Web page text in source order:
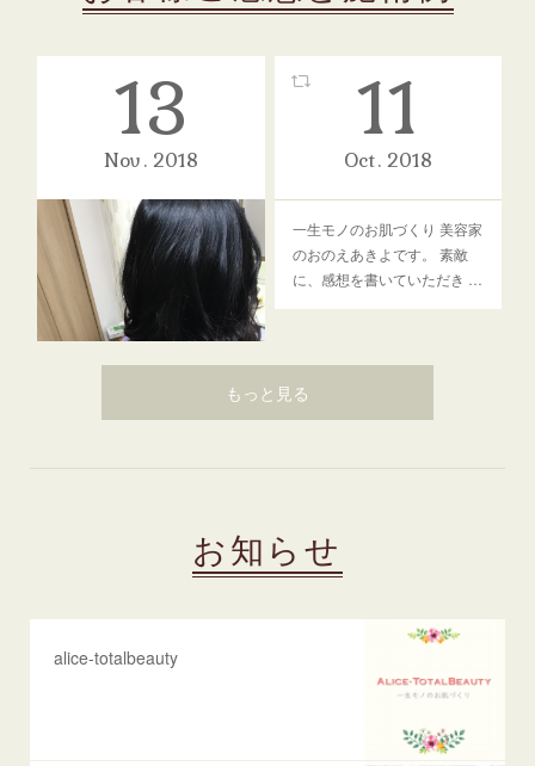
13
Nov 2018
11
Oct 2018
一生モノのお肌づくり 美容家
のおのえあきよです。 素敵
に、感想を書いていただき …
もっと見る
お知らせ
alice-totalbeauty